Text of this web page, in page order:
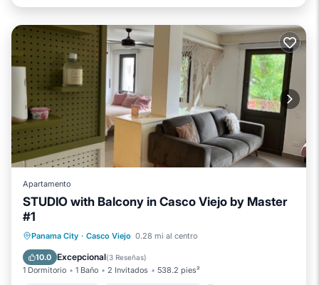
Apartamento
STUDIO with Balcony in Casco Viejo by Master
#1
Panama City · Casco Viejo 0.28 mi al centro
10.0 Excepcional(3 Reseñas)
1 Dormitorio 1 Baño 2 Invitados 538.2 pies²
Balcón/Terraza
Se admiten mascotas
Aparcamiento